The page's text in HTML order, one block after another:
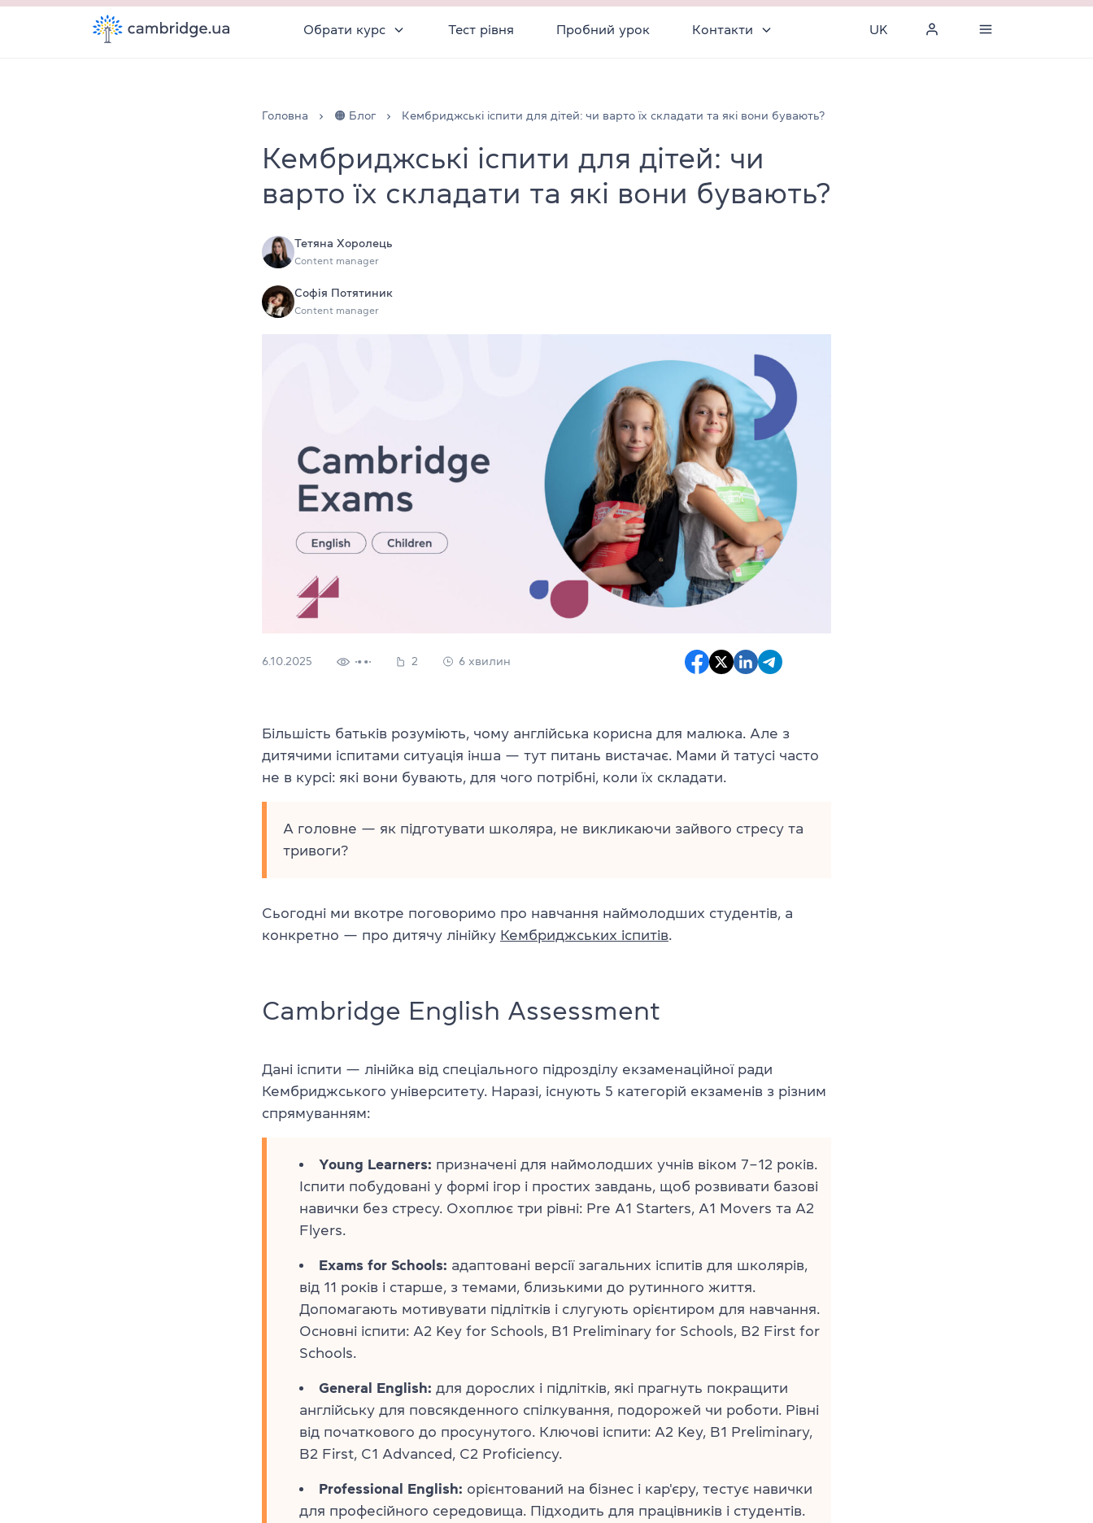
Обрати курс Тест рівня Пробний урок Контакти UK
Головна 🟠 Блог Кембриджські іспити для дітей: чи варто їх складати та які вони бувають?
Кембриджські іспити для дітей: чи
варто їх складати та які вони бувають?
Тетяна Хоролець
Content manager
Софія Потятиник
Content manager
6.10.2025 2 6 хвилин
Більшість батьків розуміють, чому англійська корисна для малюка. Але з
дитячими іспитами ситуація інша — тут питань вистачає. Мами й татусі часто
не в курсі: які вони бувають, для чого потрібні, коли їх складати.
А головне — як підготувати школяра, не викликаючи зайвого стресу та
тривоги?
Сьогодні ми вкотре поговоримо про навчання наймолодших студентів, а
конкретно — про дитячу лінійку Кембриджських іспитів.
Cambridge English Assessment
Дані іспити — лінійка від спеціального підрозділу екзаменаційної ради
Кембриджського університету. Наразі, існують 5 категорій екзаменів з різним
спрямуванням:
Young Learners: призначені для наймолодших учнів віком 7–12 років.
Іспити побудовані у формі ігор і простих завдань, щоб розвивати базові
навички без стресу. Охоплює три рівні: Pre A1 Starters, A1 Movers та A2
Flyers.
Exams for Schools: адаптовані версії загальних іспитів для школярів,
від 11 років і старше, з темами, близькими до рутинного життя.
Допомагають мотивувати підлітків і слугують орієнтиром для навчання.
Основні іспити: A2 Key for Schools, B1 Preliminary for Schools, B2 First for
Schools.
General English: для дорослих і підлітків, які прагнуть покращити
англійську для повсякденного спілкування, подорожей чи роботи. Рівні
від початкового до просунутого. Ключові іспити: A2 Key, B1 Preliminary,
B2 First, C1 Advanced, C2 Proficiency.
Professional English: орієнтований на бізнес і кар'єру, тестує навички
для професійного середовища. Підходить для працівників і студентів.